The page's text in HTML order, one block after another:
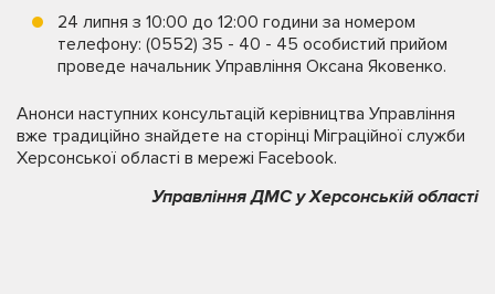
24 липня з 10:00 до 12:00 години за номером
телефону: (0552) 35 - 40 - 45 особистий прийом
проведе начальник Управління Оксана Яковенко.
Анонси наступних консультацій керівництва Управління
вже традиційно знайдете на сторінці Міграційної служби
Херсонської області в мережі Facebook.
Управління ДМС у Херсонській області